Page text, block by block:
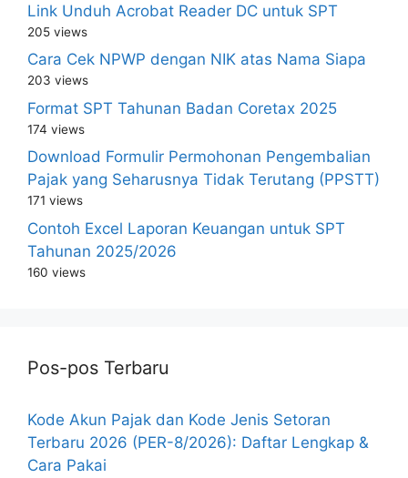
Link Unduh Acrobat Reader DC untuk SPT
205 views
Cara Cek NPWP dengan NIK atas Nama Siapa
203 views
Format SPT Tahunan Badan Coretax 2025
174 views
Download Formulir Permohonan Pengembalian
Pajak yang Seharusnya Tidak Terutang (PPSTT)
171 views
Contoh Excel Laporan Keuangan untuk SPT
Tahunan 2025/2026
160 views
Pos-pos Terbaru
Kode Akun Pajak dan Kode Jenis Setoran
Terbaru 2026 (PER-8/2026): Daftar Lengkap &
Cara Pakai